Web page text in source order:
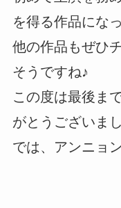
を得る作品にな
他の作品もぜひ
そうですね♪
この度は最後ま
がとうございま
では、アンニョ